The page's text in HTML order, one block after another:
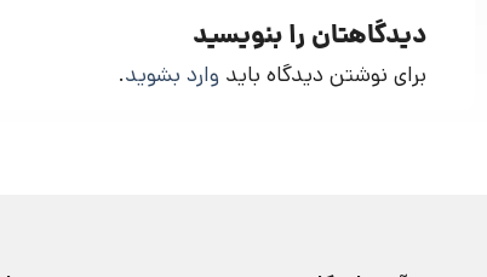
دیدگاهتان را بنویسید
برای نوشتن دیدگاه باید وارد بشوید.